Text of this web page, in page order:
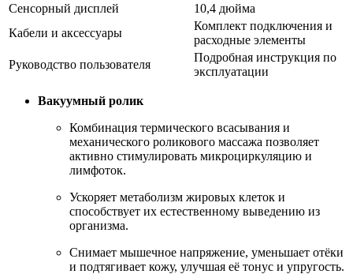
Сенсорный дисплей
10,4 дюйма
Кабели и аксессуары
Комплект подключения и
расходные элементы
Руководство пользователя
Подробная инструкция по
эксплуатации
Вакуумный ролик
Комбинация термического всасывания и
механического роликового массажа позволяет
активно стимулировать микроциркуляцию и
лимфоток.
Ускоряет метаболизм жировых клеток и
способствует их естественному выведению из
организма.
Снимает мышечное напряжение, уменьшает отёки
и подтягивает кожу, улучшая её тонус и упругость.